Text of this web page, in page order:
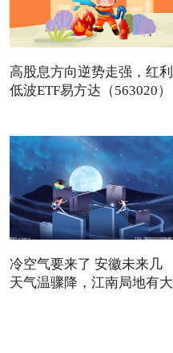
高股息方向逆势走强，红利
低波ETF易方达（563020）
冷空气要来了 安徽未来几
天气温骤降，江南局地有大